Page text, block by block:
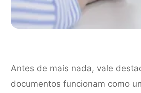
Antes de mais nada, vale
documentos funcionam como